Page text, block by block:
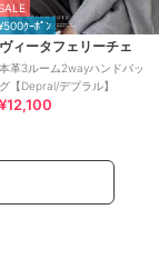
ｸｰﾎﾟﾝ
ヴィータフェリーチェ
本革3ルーム2wayハンドバッ
グ【Depral/デプラル】
¥12,100